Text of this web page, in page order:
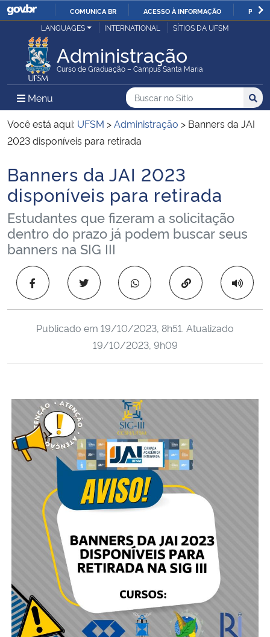
IR
O
COMUNICA BR ACESSO À INFORMAÇÃO
Ministério da Justiça e Segurança Pública
Ministério da Defesa
Ministério das Relações Exteriores
Ministério da Infraestrutura
Ministério da Agricultura, Pecuária e Abastecimento
Ministério da Educação
Ministério da Cidadania
Ministério da Saúde
Ministério de Minas e Energia
Ministério do Meio Ambiente
Ministério do Turismo
Ministério do Desenvolvimento Regional
Controladoria-Geral da União
Ministério da Mulher, da Família e dos Direitos Humanos
Secretaria-Geral
Secretaria de Governo
Gabinete de Segurança Institucional
LANGUAGES INTERNATIONAL SÍTIOS DA UFSM
Administração
Curso de Graduação – Campus Santa Maria
Menu Menu Principal do Sítio
Busca
Buscar no no Sítio
Busca:
Você está aqui: UFSM >Administração > Banners da JAI
2023 disponíveis para retirada
Início do conteúdo
Banners da JAI 2023
disponíveis para retirada
Estudantes que fizeram a solicitação
dentro do prazo já podem buscar seus
banners na SIG III
Copiar para área
Publicado em 19/10/2023, 8h51. Atualizado
19/10/2023, 9h09